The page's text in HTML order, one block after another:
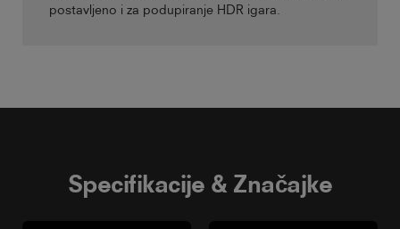
postavljeno i za podupiranje HDR igara.
Specifikacije & Značajke